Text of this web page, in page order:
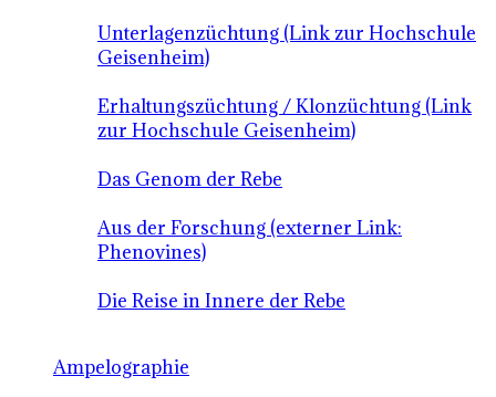
Unterlagenzüchtung (Link zur Hochschule
Geisenheim)
Erhaltungszüchtung / Klonzüchtung (Link
zur Hochschule Geisenheim)
Das Genom der Rebe
Aus der Forschung (externer Link:
Phenovines)
Die Reise in Innere der Rebe
Ampelographie